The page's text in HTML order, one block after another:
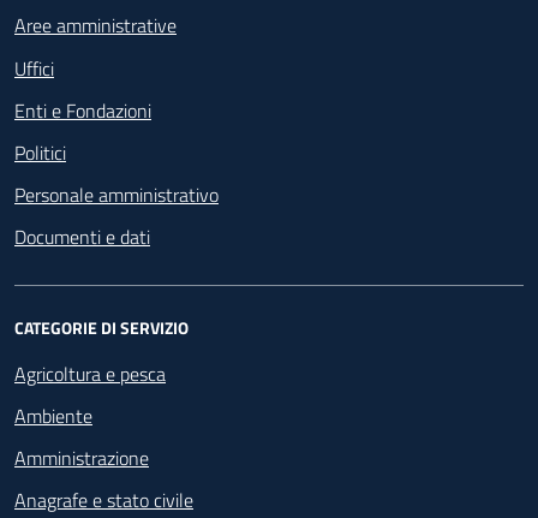
Aree amministrative
Uffici
Enti e Fondazioni
Politici
Personale amministrativo
Documenti e dati
CATEGORIE DI SERVIZIO
Agricoltura e pesca
Ambiente
Amministrazione
Anagrafe e stato civile